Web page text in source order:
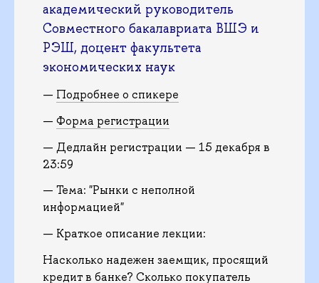
академический руководитель
Совместного бакалавриата ВШЭ и
РЭШ, доцент факультета
экономических наук
— Подробнее о спикере
— Форма регистрации
— Дедлайн регистрации — 15 декабря в
23:59
— Тема: "Рынки с неполной
информацией"
— Краткое описание лекции:
Насколько надежен заемщик, просящий
кредит в банке? Сколько покупатель